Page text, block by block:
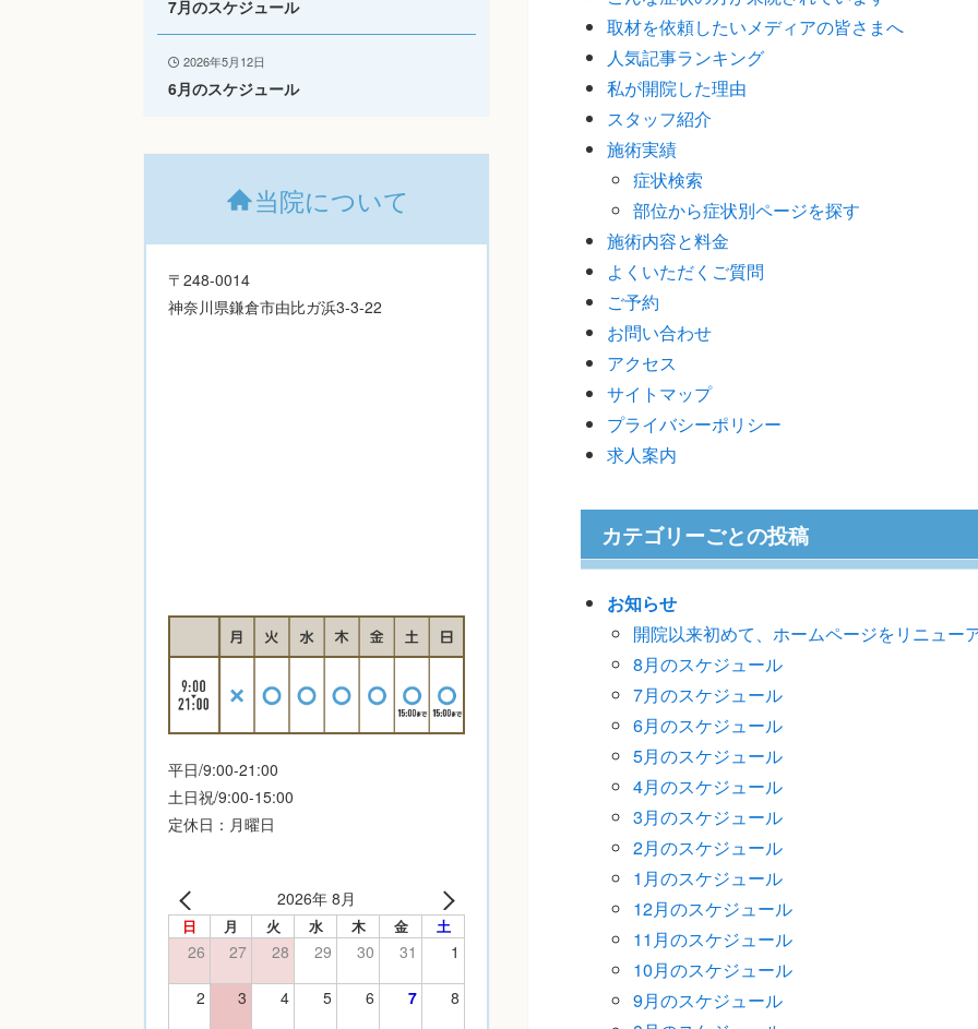
取材を依頼したいメディアの皆さまへ
人気記事ランキング
私が開院した理由
スタッフ紹介
施術実績
症状検索
部位から症状別ページを探す
施術内容と料金
よくいただくご質問
ご予約
お問い合わせ
アクセス
サイトマップ
プライバシーポリシー
求人案内
カテゴリーごとの投稿
お知らせ
開院以来初めて、ホームページをリニュー
8月のスケジュール
7月のスケジュール
6月のスケジュール
5月のスケジュール
4月のスケジュール
3月のスケジュール
2月のスケジュール
1月のスケジュール
12月のスケジュール
11月のスケジュール
10月のスケジュール
9月のスケジュール
7月のスケジュール
2026年5月12日
6月のスケジュール
当院について
〒248-0014
神奈川県鎌倉市由比ガ浜3-3-22
平日/9:00-21:00
土日祝/9:00-15:00
定休日：月曜日
2026年 8月
日 月 火 水 木 金 土
26 27 28 29 30 31 1
2 3 4 5 6 7 8